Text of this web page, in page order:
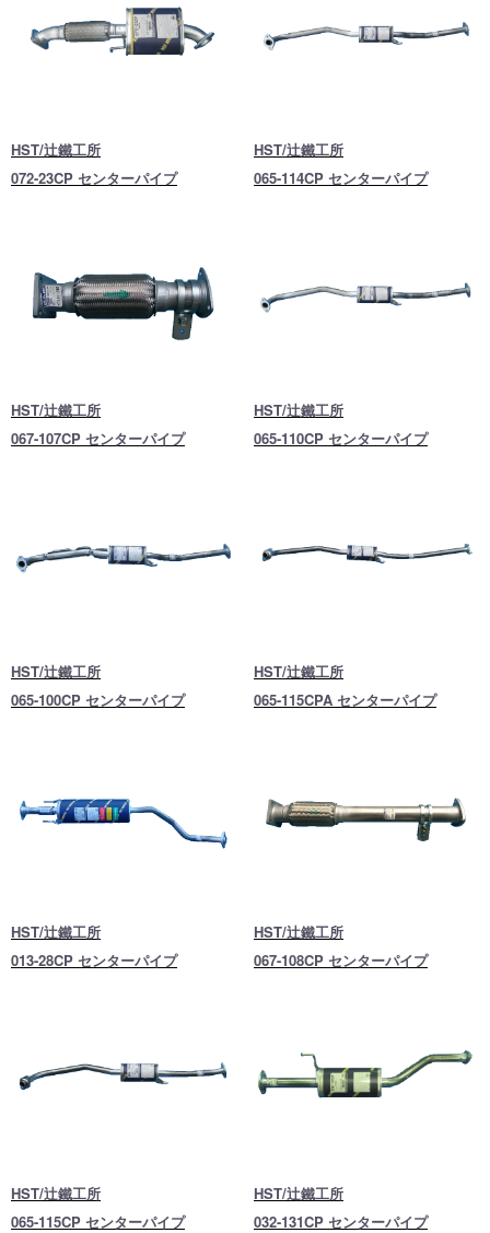
HST/辻鐵工所
072-23CP センターパイプ
HST/辻鐵工所
065-114CP センターパイプ
HST/辻鐵工所
067-107CP センターパイプ
HST/辻鐵工所
065-110CP センターパイプ
HST/辻鐵工所
065-100CP センターパイプ
HST/辻鐵工所
065-115CPA センターパイプ
HST/辻鐵工所
013-28CP センターパイプ
HST/辻鐵工所
067-108CP センターパイプ
HST/辻鐵工所
065-115CP センターパイプ
HST/辻鐵工所
032-131CP センターパイプ